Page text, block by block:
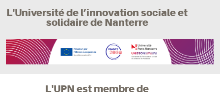
L'Université de l’innovation sociale et
solidaire de Nanterre
L'UPN est membre de